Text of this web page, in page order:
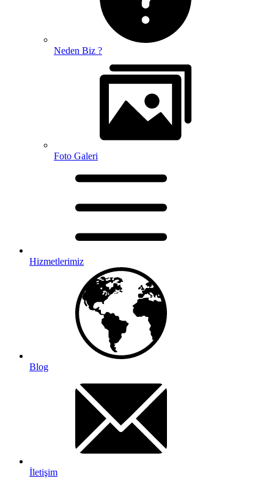
Neden Biz ?
Foto Galeri
Hizmetlerimiz
Blog
İletişim